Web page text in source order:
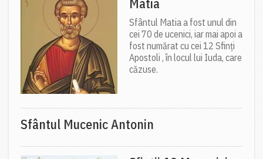
Sfântul Matia a fost unul din
cei 70 de ucenici, iar mai apoi a
fost numărat cu cei 12 Sfinți
Apostoli , în locul lui Iuda, care
căzuse.
Sfântul Mucenic Antonin